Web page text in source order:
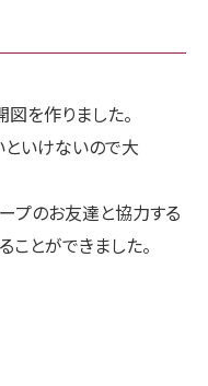
を作りました。
いけないので大
プのお友達と協力する
ことができました。